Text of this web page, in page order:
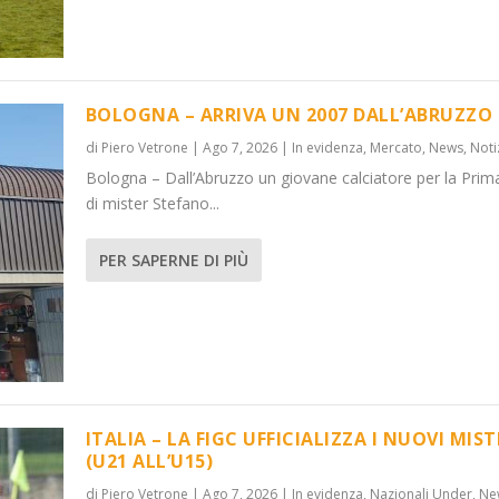
,Notizie
MISTER...
,News
BOLOGNA – ARRIVA UN 2007 DALL’ABRUZZO
di Piero Vetrone | Ago 7, 2026| In evidenza, Mercato, News,
Bologna – Dall’Abruzzo un giovane calciatore per la
di mister Stefano...
PER SAPERNE DI PIÙ
ITALIA – LA FIGC UFFICIALIZZA I NUOVI
(U21 ALL’U15)
di Piero Vetrone | Ago 7, 2026| In evidenza, Nazionali Under,